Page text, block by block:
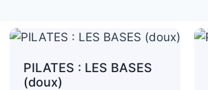
PILATES : LES BASES
(doux)